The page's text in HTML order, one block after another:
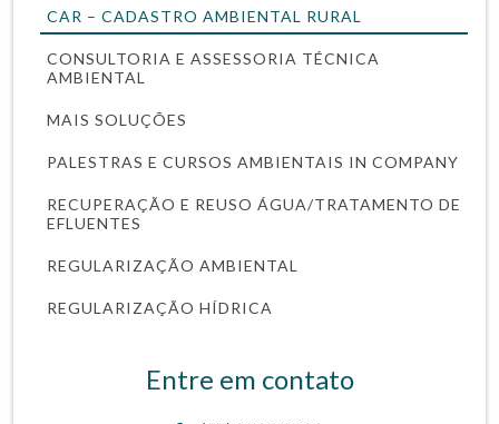
CAR – CADASTRO AMBIENTAL RURAL
CONSULTORIA E ASSESSORIA TÉCNICA
AMBIENTAL
MAIS SOLUÇÕES
PALESTRAS E CURSOS AMBIENTAIS IN COMPANY
RECUPERAÇÃO E REUSO ÁGUA/TRATAMENTO DE
EFLUENTES
REGULARIZAÇÃO AMBIENTAL
REGULARIZAÇÃO HÍDRICA
Entre em contato